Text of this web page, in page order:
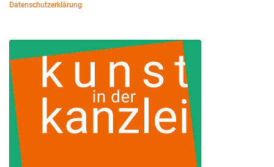
Datenschutzerklärung